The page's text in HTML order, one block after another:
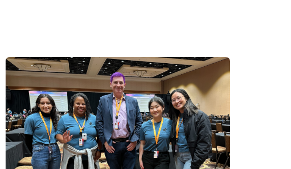
、Amazon Athena、Amazon S3、Amazon Glue、Amazon
Service
、AWS Lambda、AWS Fargate、Amazon
、AWS Cloud9、Amazon DynamoDB、PartyRock
Bedrock のプレイグラウンド)、Amazon Transcribe、AWS
AWS サービス:
Manager、AWS Security Hub、Amazon Macie、AWS
、IAM ECS、AWS Network Firewall.
団体を設立しました。これらのユニコーンは、体重と同じ
ンを食べて日々を過ごすことを要求していました。 ユニコ
がニンジンを寄付して引退したユニコーンに餌をあげるこ
新しいウェブサイトが開設されました。あなたの使命は、
用しているシステムを調査して、アプリケーションのパフ
がどの程度優れているかを把握できるようにし、ニンジン
少やウェブサイトのパフォーマンスの低下などのイベント
るようにすることです。